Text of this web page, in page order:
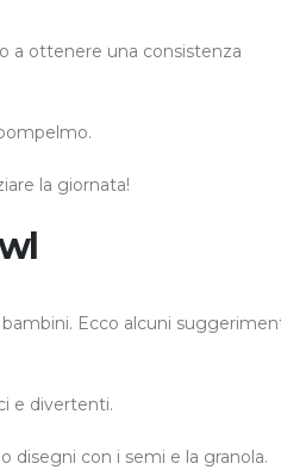
a ottenere una consistenza
la giornata!
Ecco alcuni
e divertenti.
disegni con i semi e la granola.